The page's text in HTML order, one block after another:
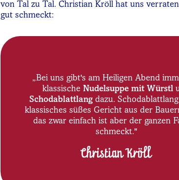
von Tal zu Tal. Christian Kröll hat uns
gut schmeckt:
„Bei uns gibt's am Heiligen Abend
klassische Nudelsuppe mit Würstl
Schodablattlangdazu.
klassisches süßes Gericht aus der
das zwar einfach ist aber der ganzen
schmeckt."
Christian Kröll